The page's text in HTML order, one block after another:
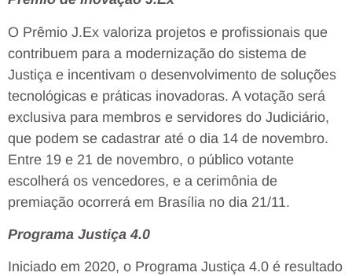
O Prêmio J.Ex valoriza projetos e profissionais que
contribuem para a modernização do sistema de
Justiça e incentivam o desenvolvimento de soluções
tecnológicas e práticas inovadoras. A votação será
exclusiva para membros e servidores do Judiciário,
que podem se cadastrar até o dia 14 de novembro.
Entre 19 e 21 de novembro, o público votante
escolherá os vencedores, e a cerimônia de
premiação ocorrerá em Brasília no dia 21/11.
Programa Justiça 4.0
Iniciado em 2020, o Programa Justiça 4.0 é resultado